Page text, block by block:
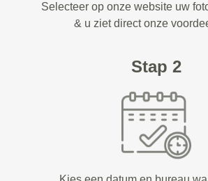
Selecteer op onze website uw
& u ziet direct onze
Stap 2